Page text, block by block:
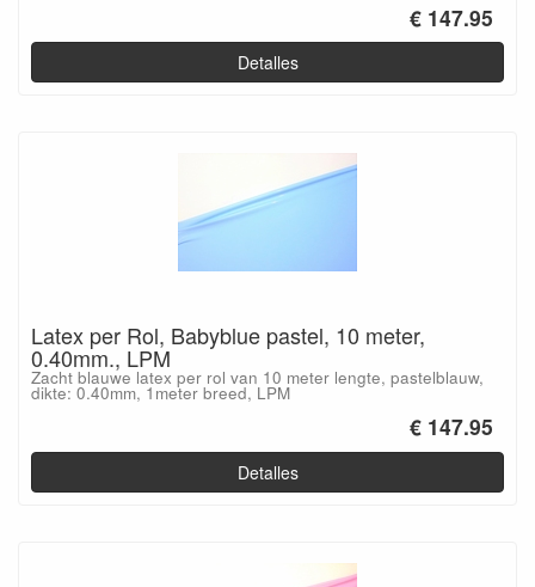
€ 147.95
Detalles
Latex per Rol, Babyblue pastel, 10 meter,
0.40mm., LPM
Zacht blauwe latex per rol van 10 meter lengte, pastelblauw,
dikte: 0.40mm, 1meter breed, LPM
€ 147.95
Detalles